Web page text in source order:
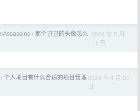
› 那个丑丑的头像怎么 2024 年 5 月
11 日
› 个人项目有什么合适的项目管理 2024 年 4 月 30
日